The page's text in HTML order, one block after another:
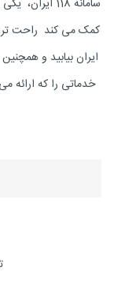
سامانه 118
کمک می کند راحت تر،
ایران بیابید و
خدماتی را که ارائه